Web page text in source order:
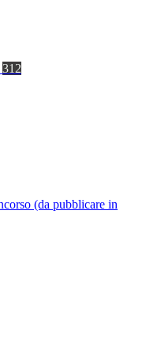
312
(da pubblicare in